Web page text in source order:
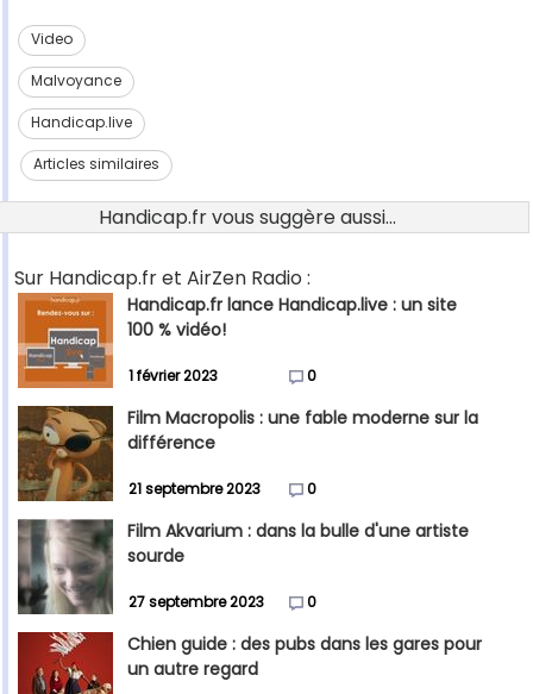
Video
Malvoyance
Handicap.live
Articles similaires
Handicap.fr vous suggère aussi...
Sur Handicap.fr et AirZen Radio :
Handicap.fr lance Handicap.live : un site
100 % vidéo!
1 février 2023 0
Film Macropolis : une fable moderne sur la
différence
21 septembre 2023 0
Film Akvarium : dans la bulle d'une artiste
sourde
27 septembre 2023 0
Chien guide : des pubs dans les gares pour
un autre regard